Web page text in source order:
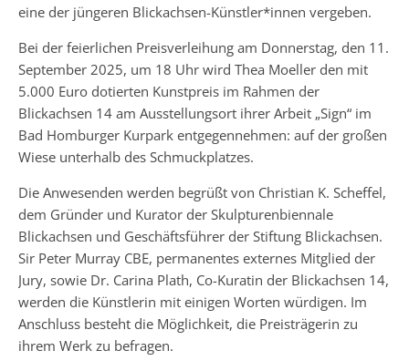
eine der jüngeren Blickachsen-Künstler*innen vergeben.
Bei der feierlichen Preisverleihung am Donnerstag, den 11.
September 2025, um 18 Uhr wird Thea Moeller den mit
5.000 Euro dotierten Kunstpreis im Rahmen der
Blickachsen 14 am Ausstellungsort ihrer Arbeit „Sign“ im
Bad Homburger Kurpark entgegennehmen: auf der großen
Wiese unterhalb des Schmuckplatzes.
Die Anwesenden werden begrüßt von Christian K. Scheffel,
dem Gründer und Kurator der Skulpturenbiennale
Blickachsen und Geschäftsführer der Stiftung Blickachsen.
Sir Peter Murray CBE, permanentes externes Mitglied der
Jury, sowie Dr. Carina Plath, Co-Kuratin der Blickachsen 14,
werden die Künstlerin mit einigen Worten würdigen. Im
Anschluss besteht die Möglichkeit, die Preisträgerin zu
ihrem Werk zu befragen.